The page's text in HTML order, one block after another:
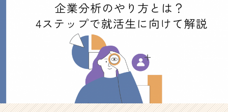
テ
ッ
プ
で
就
生
に